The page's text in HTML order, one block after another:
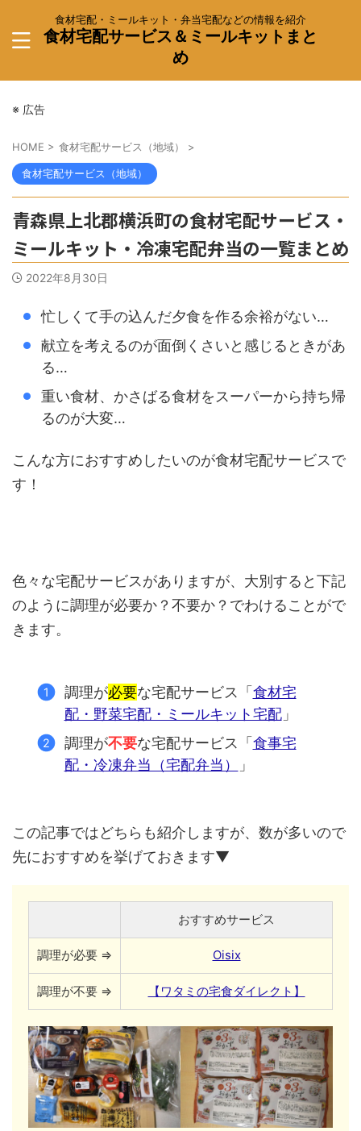
食材宅配・ミールキット・弁当宅配などの情報を紹介
食材宅配サービス＆ミールキットまと
め
※ 広告
HOME > 食材宅配サービス（地域） >
食材宅配サービス（地域）
青森県上北郡横浜町の食材宅配サービス・
ミールキット・冷凍宅配弁当の一覧まとめ
2022年8月30日
忙しくて手の込んだ夕食を作る余裕がない…
献立を考えるのが面倒くさいと感じるときがあ
る…
重い食材、かさばる食材をスーパーから持ち帰
るのが大変…
こんな方におすすめしたいのが食材宅配サービスで
す！
色々な宅配サービスがありますが、大別すると下記
のように調理が必要か？不要か？でわけることがで
きます。
調理が必要な宅配サービス「食材宅
配・野菜宅配・ミールキット宅配」
調理が不要な宅配サービス「食事宅
配・冷凍弁当（宅配弁当）
」
この記事ではどちらも紹介しますが、数が多いので
先におすすめを挙げておきます▼
おすすめサービス
調理が必要 ⇒ Oisix
調理が不要 ⇒ 【ワタミの宅食ダイレクト】